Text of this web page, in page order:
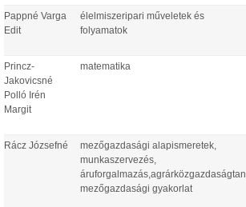
Pappné Varga
Edit
élelmiszeripari műveletek és
folyamatok
Princz-
Jakovicsné
Polló Irén
Margit
matematika
Rácz Józsefné
mezőgazdasági alapismeretek,
munkaszervezés,
áruforgalmazás,agrárközgazdaságtan,
mezőgazdasági gyakorlat